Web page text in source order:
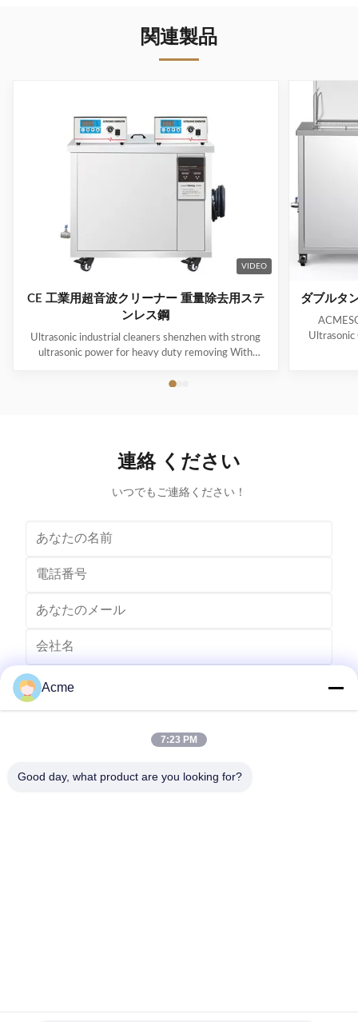
関連製品
VIDEO
CE 工業用超音波クリーナー 重量除去用ステ
ンレス鋼
Ultrasonic industrial cleaners shenzhen with strong
ultrasonic power for heavy duty removing With
widely used in engine block, engine parts cleaning,
ultrasonic cleaning of engine parts,
block,Semiconductor wafer,
ダブルタ
Ultrasonic
連絡 ください
いつでもご連絡ください！
送りなさい
Acme
7:23 PM
Good day, what product are you looking for?